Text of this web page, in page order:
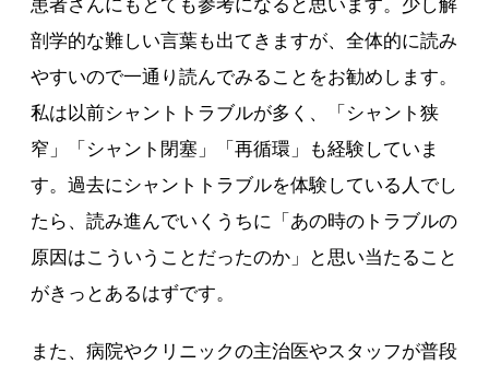
患者さんにもとても参考になると思います。少し解
剖学的な難しい言葉も出てきますが、全体的に読み
やすいので一通り読んでみることをお勧めします。
私は以前シャントトラブルが多く、「シャント狭
窄」「シャント閉塞」「再循環」も経験していま
す。過去にシャントトラブルを体験している人でし
たら、読み進んでいくうちに「あの時のトラブルの
原因はこういうことだったのか」と思い当たること
がきっとあるはずです。
また、病院やクリニックの主治医やスタッフが普段